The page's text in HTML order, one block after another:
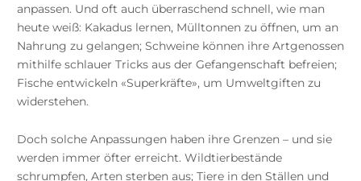
anpassen. Und oft auch überraschend schnell, wie man
heute weiß: Kakadus lernen, Mülltonnen zu öffnen, um an
Nahrung zu gelangen; Schweine können ihre Artgenossen
mithilfe schlauer Tricks aus der Gefangenschaft befreien;
Fische entwickeln «Superkräfte», um Umweltgiften zu
widerstehen.
Doch solche Anpassungen haben ihre Grenzen – und sie
werden immer öfter erreicht. Wildtierbestände
schrumpfen, Arten sterben aus; Tiere in den Ställen und